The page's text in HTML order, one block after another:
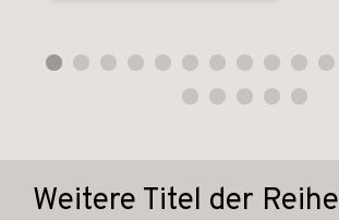
Weitere Titel der Reihe